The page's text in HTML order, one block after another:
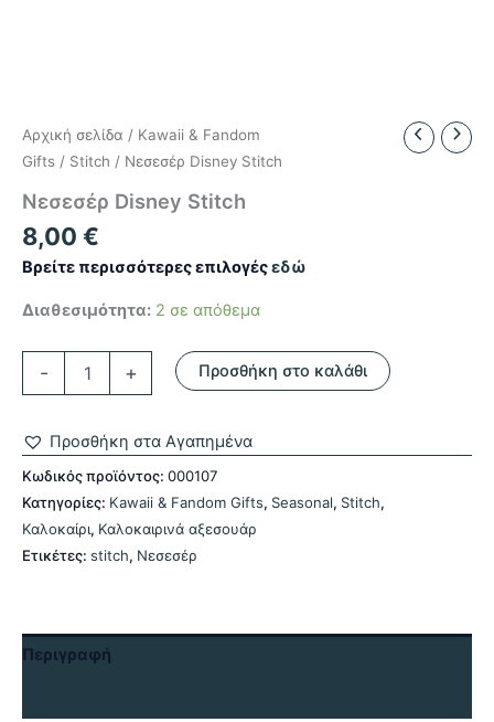
Αρχική σελίδα / Kawaii & Fandom
Gifts / Stitch / Νεσεσέρ Disney Stitch
Νεσεσέρ Disney Stitch
8,00 €
Βρείτε περισσότερες επιλογέςεδώ
Διαθεσιμότητα: 2 σε απόθεμα
- + Προσθήκη στο καλάθι
Προσθήκη στα Αγαπημένα
Κωδικός προϊόντος: 000107
Κατηγορίες: Kawaii & Fandom Gifts, Seasonal, Stitch,
Καλοκαίρι, Καλοκαιρινά αξεσουάρ
Ετικέτες: stitch, Νεσεσέρ
Περιγραφή